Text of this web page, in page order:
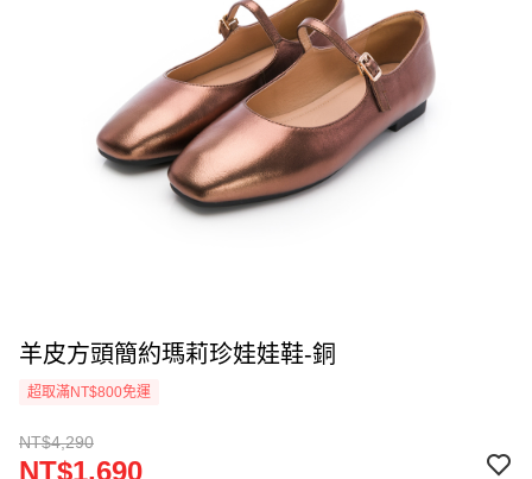
羊皮方頭簡約瑪莉珍娃娃鞋-銅
超取滿NT$800免運
NT$4,290
NT$1,690